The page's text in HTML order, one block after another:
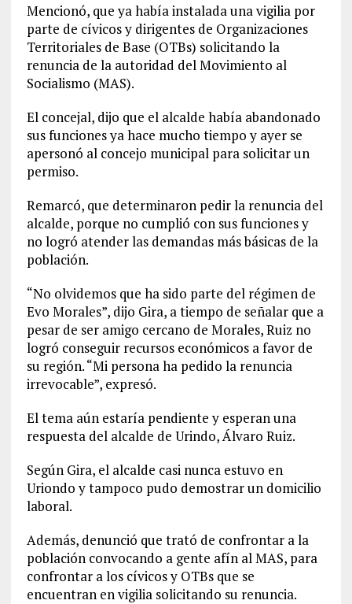
Mencionó, que ya había instalada una vigilia por
parte de cívicos y dirigentes de Organizaciones
Territoriales de Base (OTBs) solicitando la
renuncia de la autoridad del Movimiento al
Socialismo (MAS).
El concejal, dijo que el alcalde había abandonado
sus funciones ya hace mucho tiempo y ayer se
apersonó al concejo municipal para solicitar un
permiso.
Remarcó, que determinaron pedir la renuncia del
alcalde, porque no cumplió con sus funciones y
no logró atender las demandas más básicas de la
población.
“No olvidemos que ha sido parte del régimen de
Evo Morales”, dijo Gira, a tiempo de señalar que a
pesar de ser amigo cercano de Morales, Ruiz no
logró conseguir recursos económicos a favor de
su región. “Mi persona ha pedido la renuncia
irrevocable”, expresó.
El tema aún estaría pendiente y esperan una
respuesta del alcalde de Urindo, Álvaro Ruiz.
Según Gira, el alcalde casi nunca estuvo en
Uriondo y tampoco pudo demostrar un domicilio
laboral.
Además, denunció que trató de confrontar a la
población convocando a gente afín al MAS, para
confrontar a los cívicos y OTBs que se
encuentran en vigilia solicitando su renuncia.